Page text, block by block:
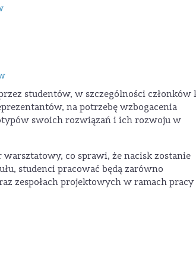
studentów, w szczególności członków
na potrzebę wzbogacenia
swoich rozwiązań i ich rozwoju w
warsztatowy, co sprawi, że nacisk zostanie
studenci pracować będą zarówno
zespołach projektowych w ramach pracy